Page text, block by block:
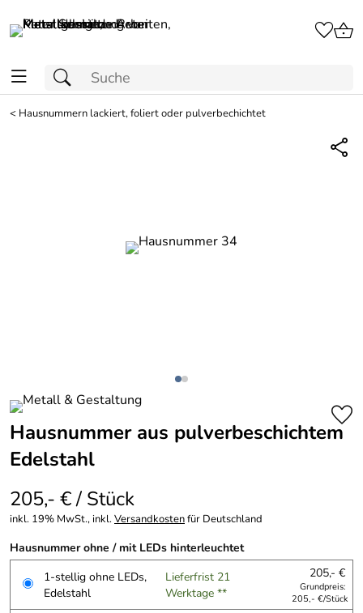
< Hausnummern lackiert, foliert oder pulverbechichtet
Hausnummer aus pulverbeschichtem
Edelstahl
205,- € / Stück
inkl. 19% MwSt., inkl.Versandkostenfür Deutschland
Hausnummer ohne / mit LEDs hinterleuchtet
1-stellig ohne LEDs,
Edelstahl
Lieferfrist 21
Werktage **
205,- €
Grundpreis:
205,- €/Stück